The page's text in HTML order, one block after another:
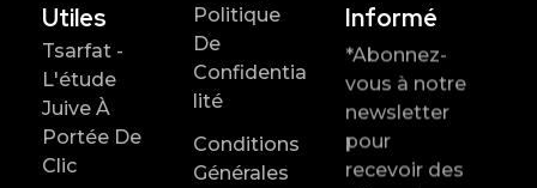
Utiles
Tsarfat -
L'étude
Juive À
Portée De
Clic
Politique
De
Confidentia
Lité
Conditions
Générales
Informé
*Abonnez-
vous à notre
newsletter
pour
recevoir des